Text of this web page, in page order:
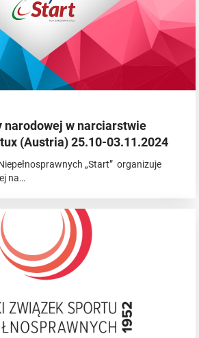
narodowej w narciarstwie
(Austria) 25.10-03.11.2024
„Start” organizuje
na…